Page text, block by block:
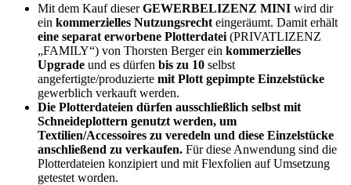
Mit dem Kauf dieserGEWERBELIZENZ MINI wird dir
ein kommerzielles Nutzungsrecht eingeräumt. Damit erhält
eine separat erworbene Plotterdatei (PRIVATLIZENZ
„FAMILY“) von Thorsten Berger ein kommerzielles
Upgrade und es dürfen bis zu 10 selbst
angefertigte/produzierte mit Plott gepimpte Einzelstücke
gewerblich verkauft werden.
Die Plotterdateien dürfen ausschließlich selbst mit
Schneideplottern genutzt werden, um
Textilien/Accessoires zu veredeln und diese Einzelstücke
anschließend zu verkaufen. Für diese Anwendung sind die
Plotterdateien konzipiert und mit Flexfolien auf Umsetzung
getestet worden.